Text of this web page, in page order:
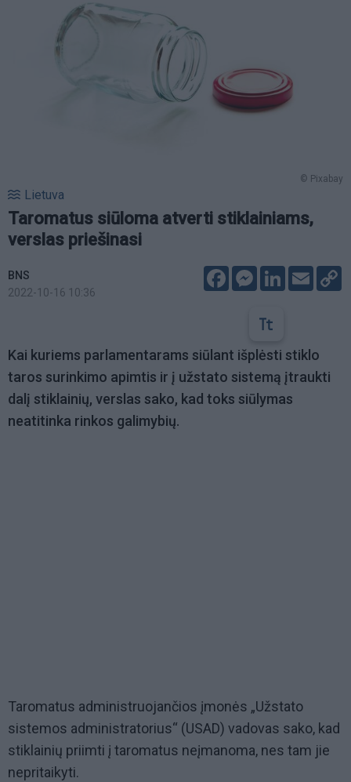
© Pixabay
Lietuva
Taromatus siūloma atverti stiklainiams,
verslas priešinasi
BNS
2022-10-16 10:36
FacebookMessenger
LinkedIn
Email
Kai kuriems parlamentarams siūlant išplėsti stiklo
taros surinkimo apimtis ir į užstato sistemą įtraukti
dalį stiklainių, verslas sako, kad toks siūlymas
neatitinka rinkos galimybių.
Taromatus administruojančios įmonės „Užstato
sistemos administratorius“ (USAD) vadovas sako, kad
stiklainių priimti į taromatus neįmanoma, nes tam jie
nepritaikyti.